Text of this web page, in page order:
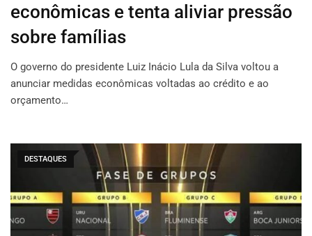
econômicas e tenta aliviar pressão
sobre famílias
O governo do presidente Luiz Inácio Lula da Silva voltou a
anunciar medidas econômicas voltadas ao crédito e ao
orçamento…
DESTAQUES